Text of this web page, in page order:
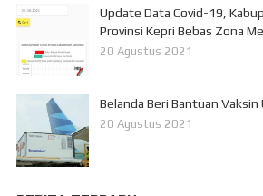
Update Data Covid-19,
Provinsi Kepri Bebas Zona
20 Agustus 2021
Belanda Beri Bantuan
20 Agustus 2021